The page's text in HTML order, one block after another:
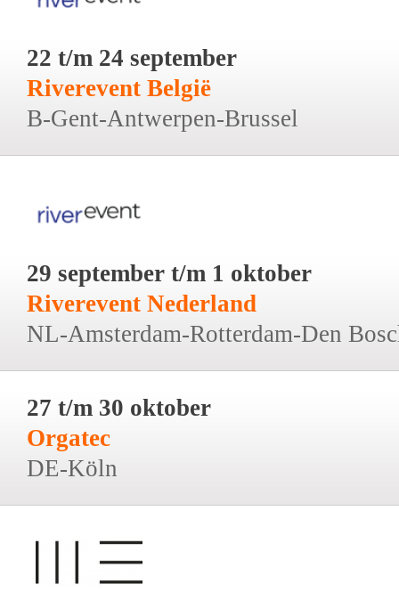
22 t/m 24 september
Riverevent België
B-Gent-Antwerpen-Brussel
29 september t/m 1 oktober
Riverevent Nederland
NL-Amsterdam-Rotterdam-Den
27 t/m 30 oktober
Orgatec
DE-Köln